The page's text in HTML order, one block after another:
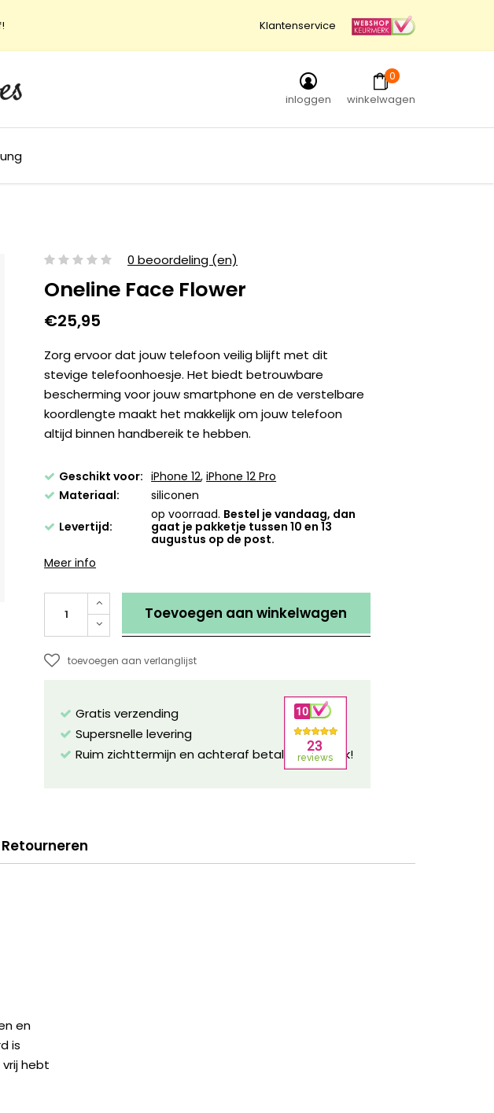
Klantenservice
inloggen
0
winkelwagen
0 beoordeling (en)
Oneline Face Flower
€25,95
Zorg ervoor dat jouw telefoon veilig blijft met dit
stevige telefoonhoesje. Het biedt betrouwbare
bescherming voor jouw smartphone en de verstelbare
koordlengte maakt het makkelijk om jouw telefoon
altijd binnen handbereik te hebben.
Geschikt voor: iPhone 12,iPhone 12 Pro
Materiaal:
siliconen
Levertijd:
op voorraad. Bestel je vandaag, dan
gaat je pakketje tussen 10 en 13
augustus op de post.
Meer info
Toevoegen aan winkelwagen
toevoegen aan verlanglijst
Gratis verzending
Supersnelle levering
Ruim zichttermijn en achteraf betalen mogelijk!
en
is
hebt